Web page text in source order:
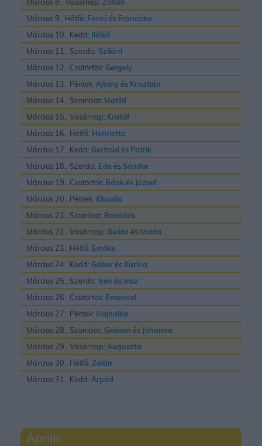
Március 9., Hétfő: Fanni és Franciska
Március 10., Kedd: Ildikó
Március 11., Szerda: Szilárd
Március 12., Csütörtök: Gergely
Március 13., Péntek: Ajtony és Krisztián
Március 14., Szombat: Matild
Március 15., Vasárnap: Kristóf
Március 16., Hétfő: Henrietta
Március 17., Kedd: Gertrúd és Patrik
Március 18., Szerda: Ede és Sándor
Március 19., Csütörtök: Bánk és József
Március 20., Péntek: Klaudia
Március 21., Szombat: Benedek
Március 22., Vasárnap: Beáta és Izolda
Március 23., Hétfő: Emõke
Március 24., Kedd: Gábor és Karina
Március 25., Szerda: Irén és Irisz
Március 26., Csütörtök: Emánuel
Március 27., Péntek: Hajnalka
Március 28., Szombat: Gedeon és Johanna
Március 29., Vasárnap: Auguszta
Március 30., Hétfő: Zalán
Március 31., Kedd: Árpád
Április